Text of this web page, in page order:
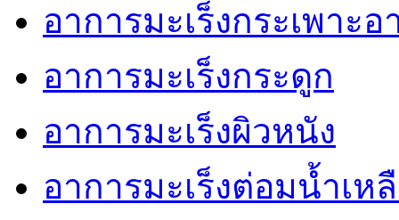
อาการมะเร็งกระเพาะอ
อาการมะเร็งกระดูก
อาการมะเร็งผิวหนัง
อาการมะเร็งต่อมน้ำเห